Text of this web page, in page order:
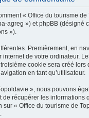
« Office du tourisme
agreg ») et phpBB
»).
Premièrement, en
de votre ordinateur.
cookie sera créé
en tant qu’utilisateur.
», nous pouvons
récupérer les
sur « Office du tourisme de